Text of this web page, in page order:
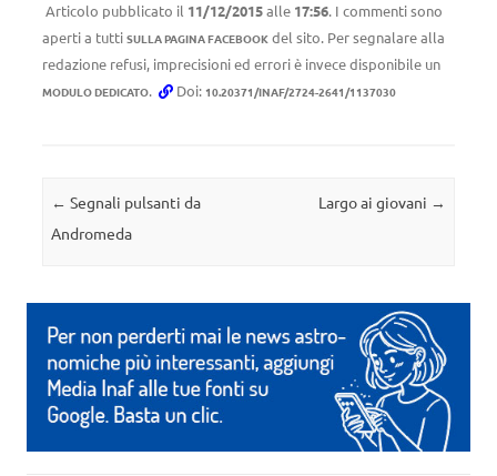
Articolo pubblicato il 11/12/2015alle 17:56. I commenti sono
aperti a tutti SULLA PAGINA FACEBOOK del sito. Per segnalare alla
redazione refusi, imprecisioni ed errori è invece disponibile un
MODULO DEDICATO. Doi: 10.20371/INAF/2724-2641/1137030
Navigazione articolo
← Segnali pulsanti da
Andromeda
Largo ai giovani →